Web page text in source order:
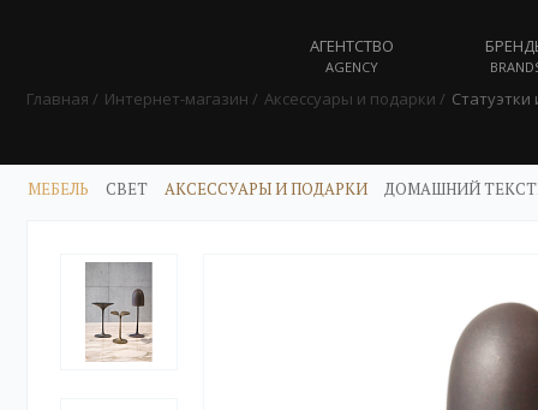
АГЕНТСТВО
AGENCY
Главная Интернет-магазин Аксессуары и подарки
МЕБЕЛЬ СВЕТ АКСЕССУАРЫ И ПОДАРКИ ДОМАШНИЙ